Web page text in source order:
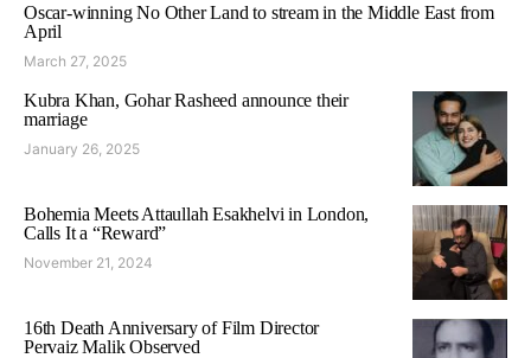
Oscar-winning No Other Land to stream in the Middle East from
April
March 27, 2025
Kubra Khan, Gohar Rasheed announce their
marriage
January 26, 2025
Bohemia Meets Attaullah Esakhelvi in London,
Calls It a “Reward”
November 21, 2024
16th Death Anniversary of Film Director
Pervaiz Malik Observed